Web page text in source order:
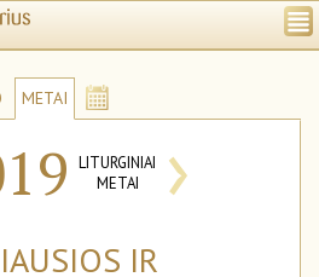
METAI
LITURGINIAI
METAI
›
IR